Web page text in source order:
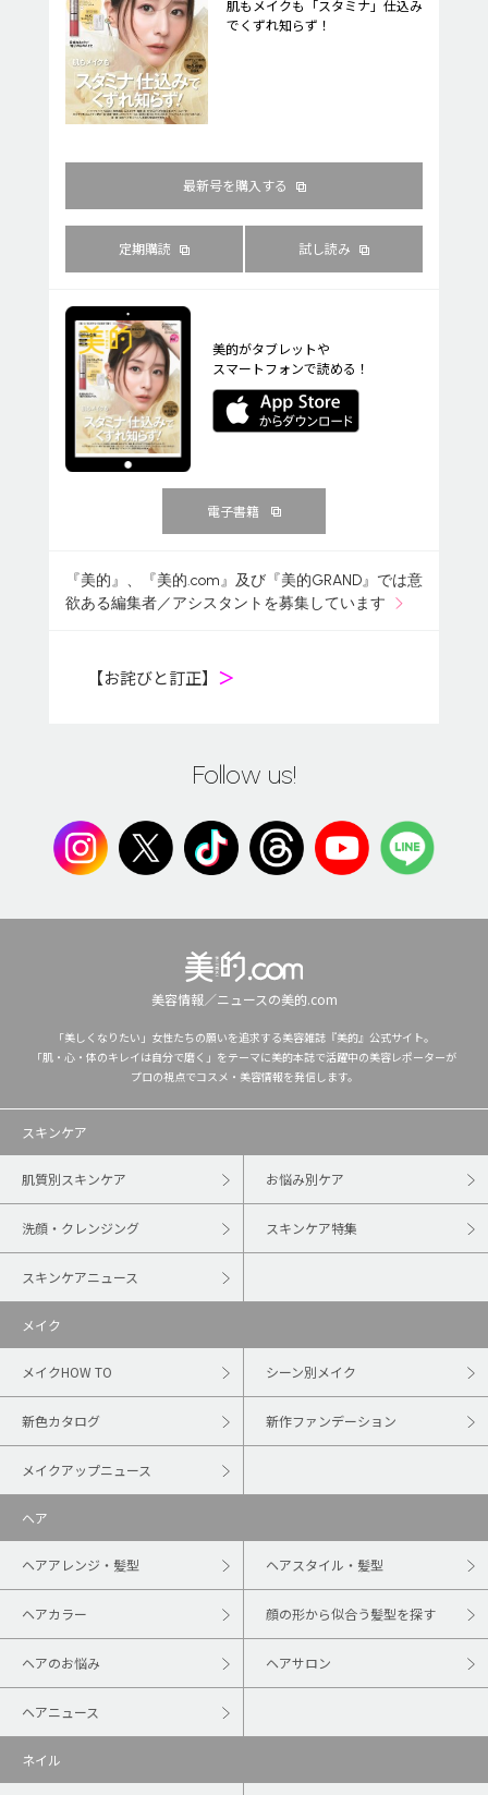
肌もメイクも「スタミナ」仕込み
でくずれ知らず！
最新号を購入する
定期購読 試し読み
美的がタブレットや
スマートフォンで読める！
電子書籍
『美的』、『美的.com』及び『美的GRAND』では意
欲ある編集者／アシスタントを募集しています
【お詫びと訂正】 ＞
Follow us!
美容情報／ニュースの美的.com
「美しくなりたい」女性たちの願いを追求する美容雑誌『美的』公式サイト。
「肌・心・体のキレイは自分で磨く」をテーマに美的本誌で活躍中の美容レポーターが
プロの視点でコスメ・美容情報を発信します。
スキンケア
肌質別スキンケア お悩み別ケア
洗顔・クレンジング スキンケア特集
スキンケアニュース
メイク
メイクHOW TO シーン別メイク
新色カタログ 新作ファンデーション
メイクアップニュース
ヘア
ヘアアレンジ・髪型 ヘアスタイル・髪型
ヘアカラー 顔の形から似合う髪型を探す
ヘアのお悩み ヘアサロン
ヘアニュース
ネイル